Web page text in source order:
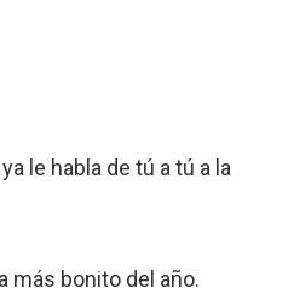
le habla de tú a tú a la
más bonito del año.